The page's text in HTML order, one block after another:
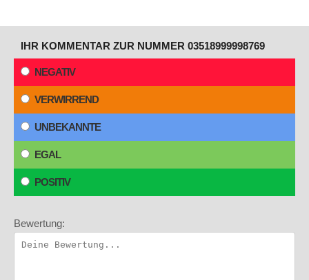
IHR KOMMENTAR ZUR NUMMER 03518999998769
NEGATIV
VERWIRREND
UNBEKANNTE
EGAL
POSITIV
Bewertung: